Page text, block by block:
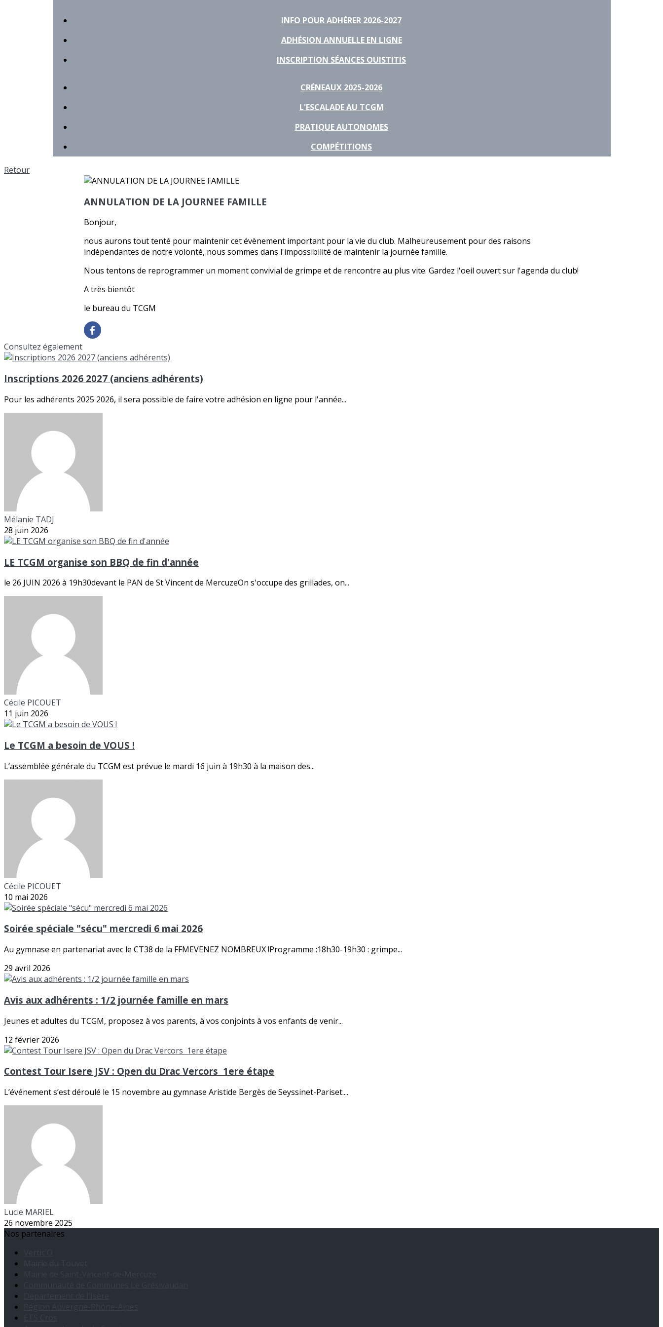
INFO POUR ADHÉRER 2026-2027
ADHÉSION ANNUELLE EN LIGNE
INSCRIPTION SÉANCES OUISTITIS
CRÉNEAUX 2025-2026
L'ESCALADE AU TCGM
PRATIQUE AUTONOMES
COMPÉTITIONS
Retour
ANNULATION DE LA JOURNEE FAMILLE
Bonjour,
nous aurons tout tenté pour maintenir cet évènement important pour la vie du club. Malheureusement pour des raisons
indépendantes de notre volonté, nous sommes dans l'impossibilité de maintenir la journée famille.
Nous tentons de reprogrammer un moment convivial de grimpe et de rencontre au plus vite. Gardez l'oeil ouvert sur l'agenda du club!
A très bientôt
le bureau du TCGM
Consultez également
Inscriptions 2026 2027 (anciens adhérents)
Pour les adhérents 2025 2026, il sera possible de faire votre adhésion en ligne pour l'année...
Mélanie TADJ
28 juin 2026
LE TCGM organise son BBQ de fin d'année
le 26 JUIN 2026 à 19h30devant le PAN de St Vincent de MercuzeOn s'occupe des grillades, on...
Cécile PICOUET
11 juin 2026
Le TCGM a besoin de VOUS !
L’assemblée générale du TCGM est prévue le mardi 16 juin à 19h30 à la maison des...
Cécile PICOUET
10 mai 2026
Soirée spéciale "sécu" mercredi 6 mai 2026
Au gymnase en partenariat avec le CT38 de la FFMEVENEZ NOMBREUX !Programme :18h30-19h30 : grimpe...
29 avril 2026
Avis aux adhérents : 1/2 journée famille en mars
Jeunes et adultes du TCGM, proposez à vos parents, à vos conjoints à vos enfants de venir...
12 février 2026
Contest Tour Isere JSV : Open du Drac Vercors 1ere étape
L’événement s’est déroulé le 15 novembre au gymnase Aristide Bergès de Seyssinet-Pariset....
Lucie MARIEL
26 novembre 2025
Nos partenaires